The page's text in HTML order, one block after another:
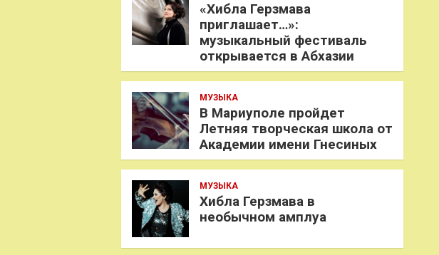
«Хибла Герзмава
приглашает…»:
музыкальный фестиваль
открывается в Абхазии
МУЗЫКА
В Мариуполе пройдет
Летняя творческая школа от
Академии имени Гнесиных
МУЗЫКА
Хибла Герзмава в
необычном амплуа